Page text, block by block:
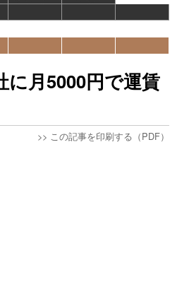
に月5000円で運賃
>> この記事を印刷する（PDF）